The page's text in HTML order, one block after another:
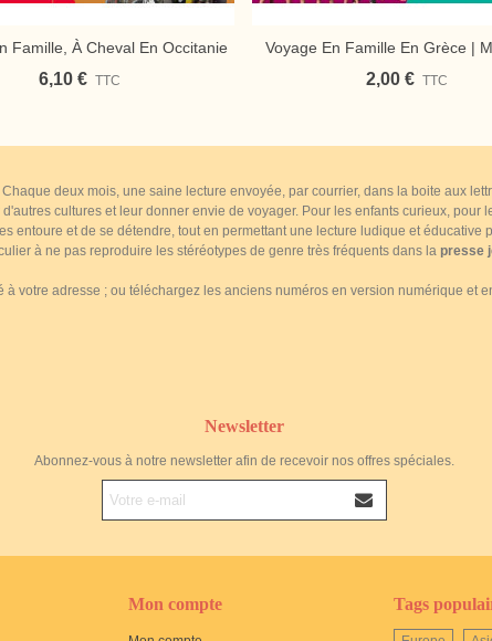
Au Panier
Famille, À Cheval En Occitanie
Jeunesse Cram Cram
6,10 € TTC
Ajouter Au Panier
Voyage En Famille En Grèce |
Jeunesse Cram Cram En
2,00 € TTC
deux mois, une saine lecture envoyée, par courrier, dans la boite aux
cultures et leur donner envie de voyager. Pour les enfants curieux,
entoure et de se détendre, tout en permettant une lecture ludique et
à ne pas reproduire les stéréotypes de genre très fréquents dans la presse
votre adresse ; ou téléchargez les anciens numéros en version numérique et
Newsletter
Abonnez-vous à notre newsletter afin de recevoir nos offres spéciales.
Mon compte Tags